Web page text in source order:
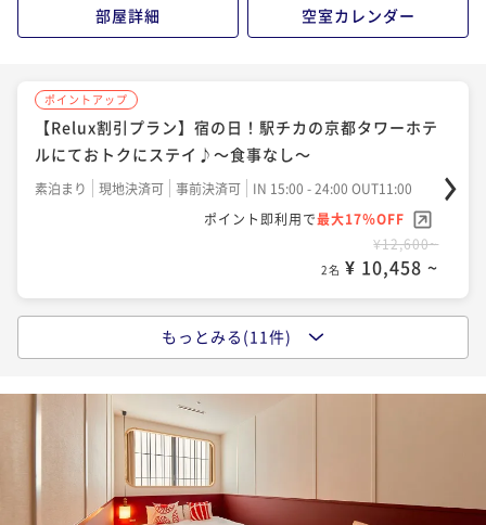
ポイント即利用で最大7％OFF
¥10,800~
ポイントアップ
今がおトク【17時IN-10時OUTショートステイ】価格
＆アクセス重視の方におすすめ♪～食事なし～
事前決済可
IN 17:00 - 24:00 OUT10:00
最大7％OFF
¥11,000~
2名 ¥ 10,230 ~
今がおトク！シンプルステイ～食事なし～
現地決済可 事前決済可
¥ 11,160 ~
部屋詳細 空室カレンダー
ポイントアップ
【Relux割引プラン】宿の日！駅チカの京都タワーホテ
ルにておトクにステイ♪～食事なし～
素泊まり 現地決済可 事前決済可
IN 15:00 - 24:00 OUT11:00
ポイント即利用で最大17％OFF
¥12,600~
2名 ¥ 10,458 ~
今がおトク！【早トク♪】60日前のご予約でおトク
に！～食事なし～
素泊まり 現地決済可 事前決済可
2名 ¥ 11,067 ~
もっとみる(11件)